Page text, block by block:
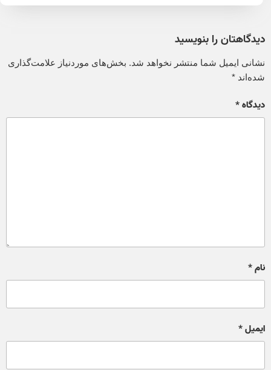
دیدگاهتان را بنویسید
نشانی ایمیل شما منتشر نخواهد شد. بخش‌های موردنیاز علامت‌گذاری
شده‌اند*
دیدگاه*
نام*
ایمیل*